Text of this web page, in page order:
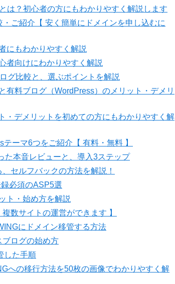
は？初心者の方にもわかりやすく解説します
ご紹介【 安く簡単にドメインを申し込むに
にもわかりやすく解説
者向けにわかりやすく解説
グ比較と、選ぶポイントを解説
有料ブログ（WordPress）のメリット・デメリ
・デメリットを初めての方にもわかりやすく解
ーマ6つをご紹介【 有料・無料 】
た本音レビューと、導入3ステップ
セルフバックの方法を解説！
必須のASP5選
ト・始め方を解説
数サイトの運営ができます 】
にドメイン移管する方法
ブログの始め方
した手順
への移行方法を50枚の画像でわかりやすく解